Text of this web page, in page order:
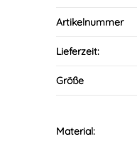
Artikelnummer
Lieferzeit:
Größe
Material: